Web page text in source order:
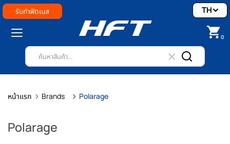
รับทำฟิตเนส
0
TH
หน้าแรก Brands Polarage
Polarage